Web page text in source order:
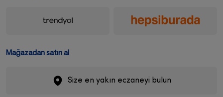
Mağazadan satın al
Size en yakın eczaneyi bulun